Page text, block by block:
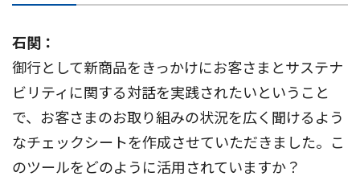
石関：
御行として新商品をきっかけにお客さまとサステナ
ビリティに関する対話を実践されたいということ
で、お客さまのお取り組みの状況を広く聞けるよう
なチェックシートを作成させていただきました。こ
のツールをどのように活用されていますか？